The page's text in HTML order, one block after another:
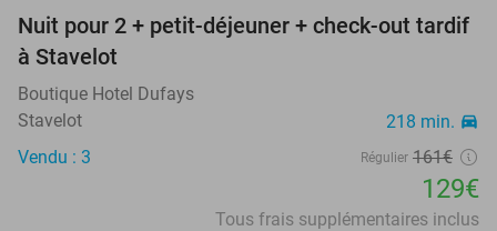
20%
Nuit pour 2 + petit-déjeuner + check-out tardif
à Stavelot
Boutique Hotel Dufays
Stavelot
218 min. directions_car
Vendu : 3 Régulier 161€
129€
Tous frais supplémentaires inclus